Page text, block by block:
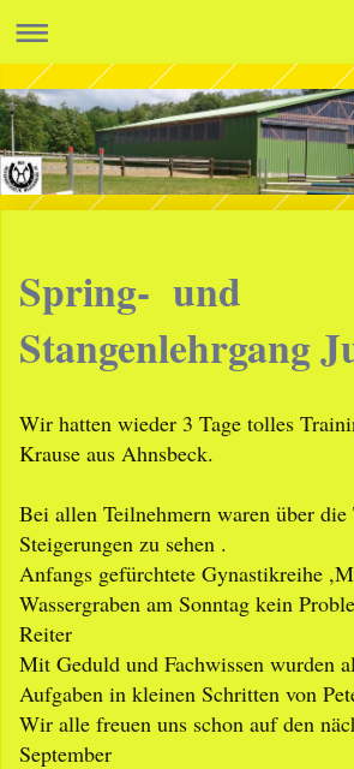
Spring- und
Stangenlehrgang
Wir hatten wieder 3 Tage tolles
Krause aus Ahnsbeck.
Bei allen Teilnehmern waren über die
Steigerungen zu sehen .
Anfangs gefürchtete Gynastikreihe
Wassergraben am Sonntag kein
Reiter
Mit Geduld und Fachwissen wurden
Aufgaben in kleinen Schritten von
Wir alle freuen uns schon auf den
September